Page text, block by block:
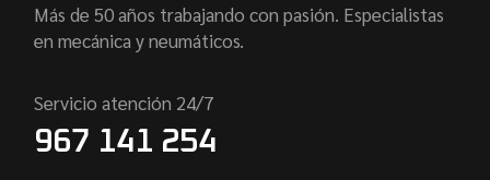
Más de 50 años trabajando con pasión. Especialistas
en mecánica y neumáticos.
Servicio atención 24/7
967 141 254